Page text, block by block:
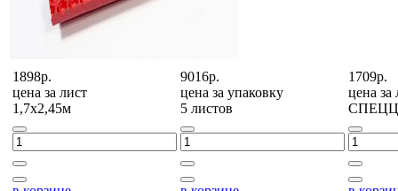
1898р.
цена за лист
1,7х2,45м
9016р.
цена за упаковку
5 листов
1709р.
цена за